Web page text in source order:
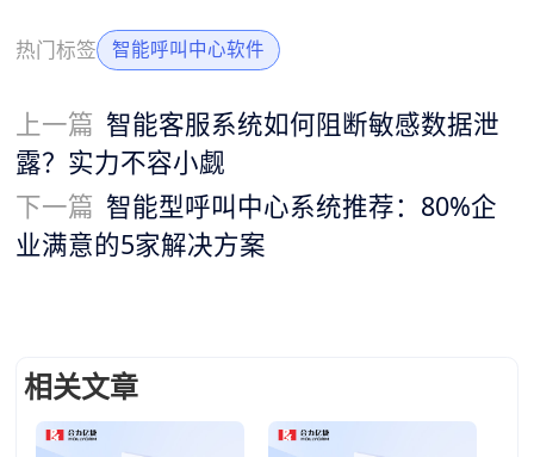
热门标签 智能呼叫中心软件
上一篇 智能客服系统如何阻断敏感数据泄
露？实力不容小觑
下一篇 智能型呼叫中心系统推荐：80%企
业满意的5家解决方案
相关文章